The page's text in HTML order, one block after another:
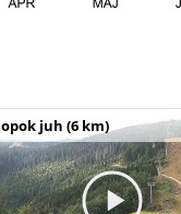
juh (6 km)